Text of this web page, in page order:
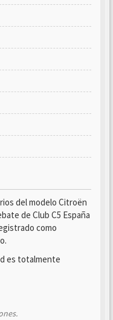
del modelo Citroën
de Club C5 España
como
es totalmente